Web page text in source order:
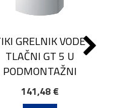
GRELNIK VODE
TLAČNI GT 5 U
PODMONTAŽNI
141,48 €